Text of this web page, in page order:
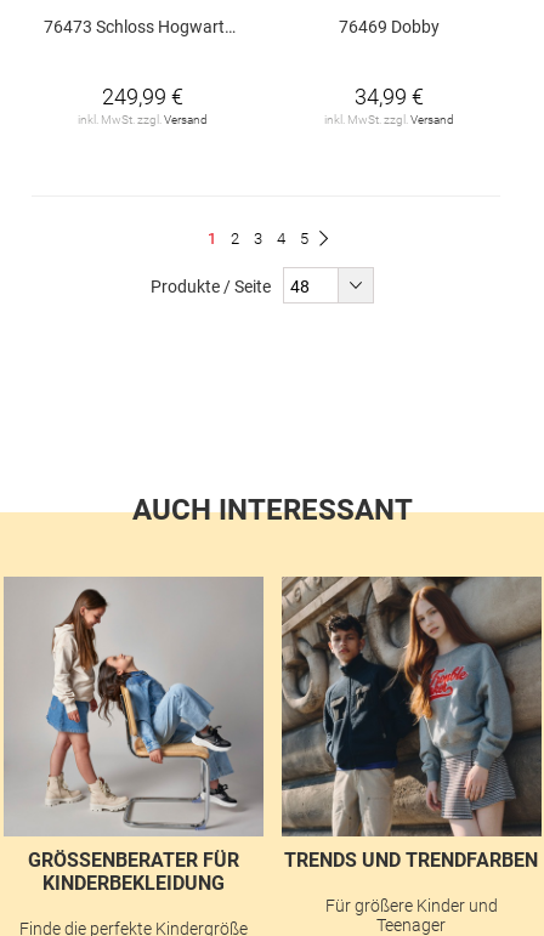
76473 Schloss Hogwarts: Ostflügel
249,99 €
inkl. MwSt. zzgl. Versand
76469 Dobby
34,99 €
inkl. MwSt. zzgl. Versand
Du
1 Seite
2 Seite
3 Seite
4 Seite
5
Produkte / Seite
AUCH INTERESSANT
GRÖSSENBERATER FÜR K
INDERBEKLEIDUNG
Finde die perfekte Kindergröße
TRENDS UND TRENDFARBEN
Für größere Kinder und
Teenager